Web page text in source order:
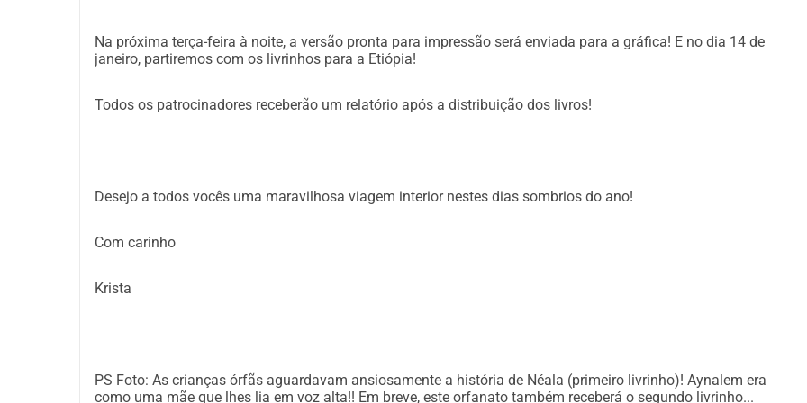
Custos de impressão: 2100 euros
Se houver mais patrocínio, a circulação dos livros será
Eu realmente aprecio se você quiser apoiar isso e estou
Com muito amor,
oportunidade de contar uma história em sua própria língua do coração. Um livro pode ser
Na próxima terça-feira à noite, a versão pronta para impressão será enviada para a gráfica! E no dia 14 de
janeiro, partiremos com os livrinhos para a Etiópia!
Todos os patrocinadores receberão um relatório após a distribuição dos livros!
Desejo a todos vocês uma maravilhosa viagem interior nestes dias sombrios do ano!
Com carinho
Krista
PS Foto: As crianças órfãs aguardavam ansiosamente a história de Néala (primeiro livrinho)! Aynalem era
como uma mãe que lhes lia em voz alta!! Em breve, este orfanato também receberá o segundo livrinho...